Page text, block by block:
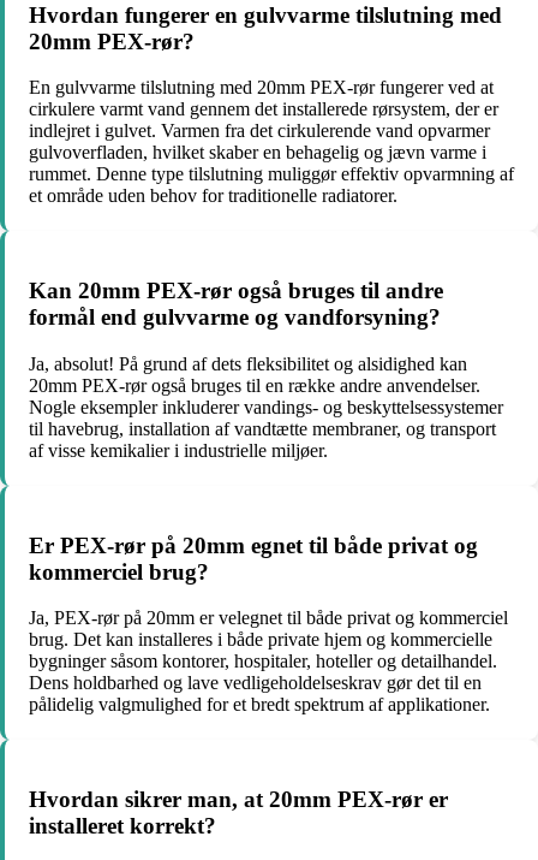
Hvordan fungerer en gulvvarme tilslutning med
20mm PEX-rør?
En gulvvarme tilslutning med 20mm PEX-rør fungerer ved at
cirkulere varmt vand gennem det installerede rørsystem, der er
indlejret i gulvet. Varmen fra det cirkulerende vand opvarmer
gulvoverfladen, hvilket skaber en behagelig og jævn varme i
rummet. Denne type tilslutning muliggør effektiv opvarmning af
et område uden behov for traditionelle radiatorer.
Kan 20mm PEX-rør også bruges til andre
formål end gulvvarme og vandforsyning?
Ja, absolut! På grund af dets fleksibilitet og alsidighed kan
20mm PEX-rør også bruges til en række andre anvendelser.
Nogle eksempler inkluderer vandings- og beskyttelsessystemer
til havebrug, installation af vandtætte membraner, og transport
af visse kemikalier i industrielle miljøer.
Er PEX-rør på 20mm egnet til både privat og
kommerciel brug?
Ja, PEX-rør på 20mm er velegnet til både privat og kommerciel
brug. Det kan installeres i både private hjem og kommercielle
bygninger såsom kontorer, hospitaler, hoteller og detailhandel.
Dens holdbarhed og lave vedligeholdelseskrav gør det til en
pålidelig valgmulighed for et bredt spektrum af applikationer.
Hvordan sikrer man, at 20mm PEX-rør er
installeret korrekt?